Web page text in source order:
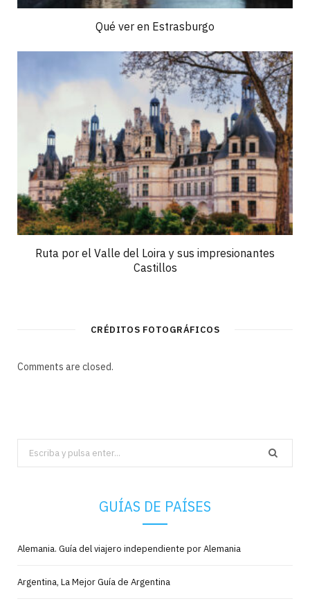
Qué ver en Estrasburgo
Ruta por el Valle del Loira y sus impresionantes
Castillos
CRÉDITOS FOTOGRÁFICOS
Comments are closed.
Search
for:
GUÍAS DE PAÍSES
Alemania. Guía del viajero independiente por Alemania
Argentina, La Mejor Guía de Argentina